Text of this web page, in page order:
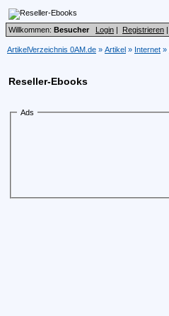
Willkommen: Besucher Login | Registrieren |
ArtikelVerzeichnis 0AM.de » Artikel » Internet »
Reseller-Ebooks
Ads